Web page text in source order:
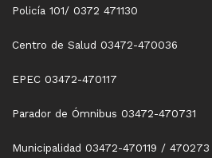
Policía 101/ 0372 471130
Centro de Salud 03472-470036
EPEC 03472-470117
Parador de Ómnibus 03472-470731
Municipalidad 03472-470119 / 470273